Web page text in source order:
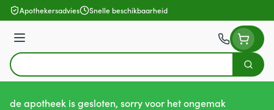
Ga naar de inhoud
Apothekersadvies Snelle beschikbaarheid
Menu
Product, merk, categorie...
Zoek
de apotheek is gesloten, sorry voor het ongemak